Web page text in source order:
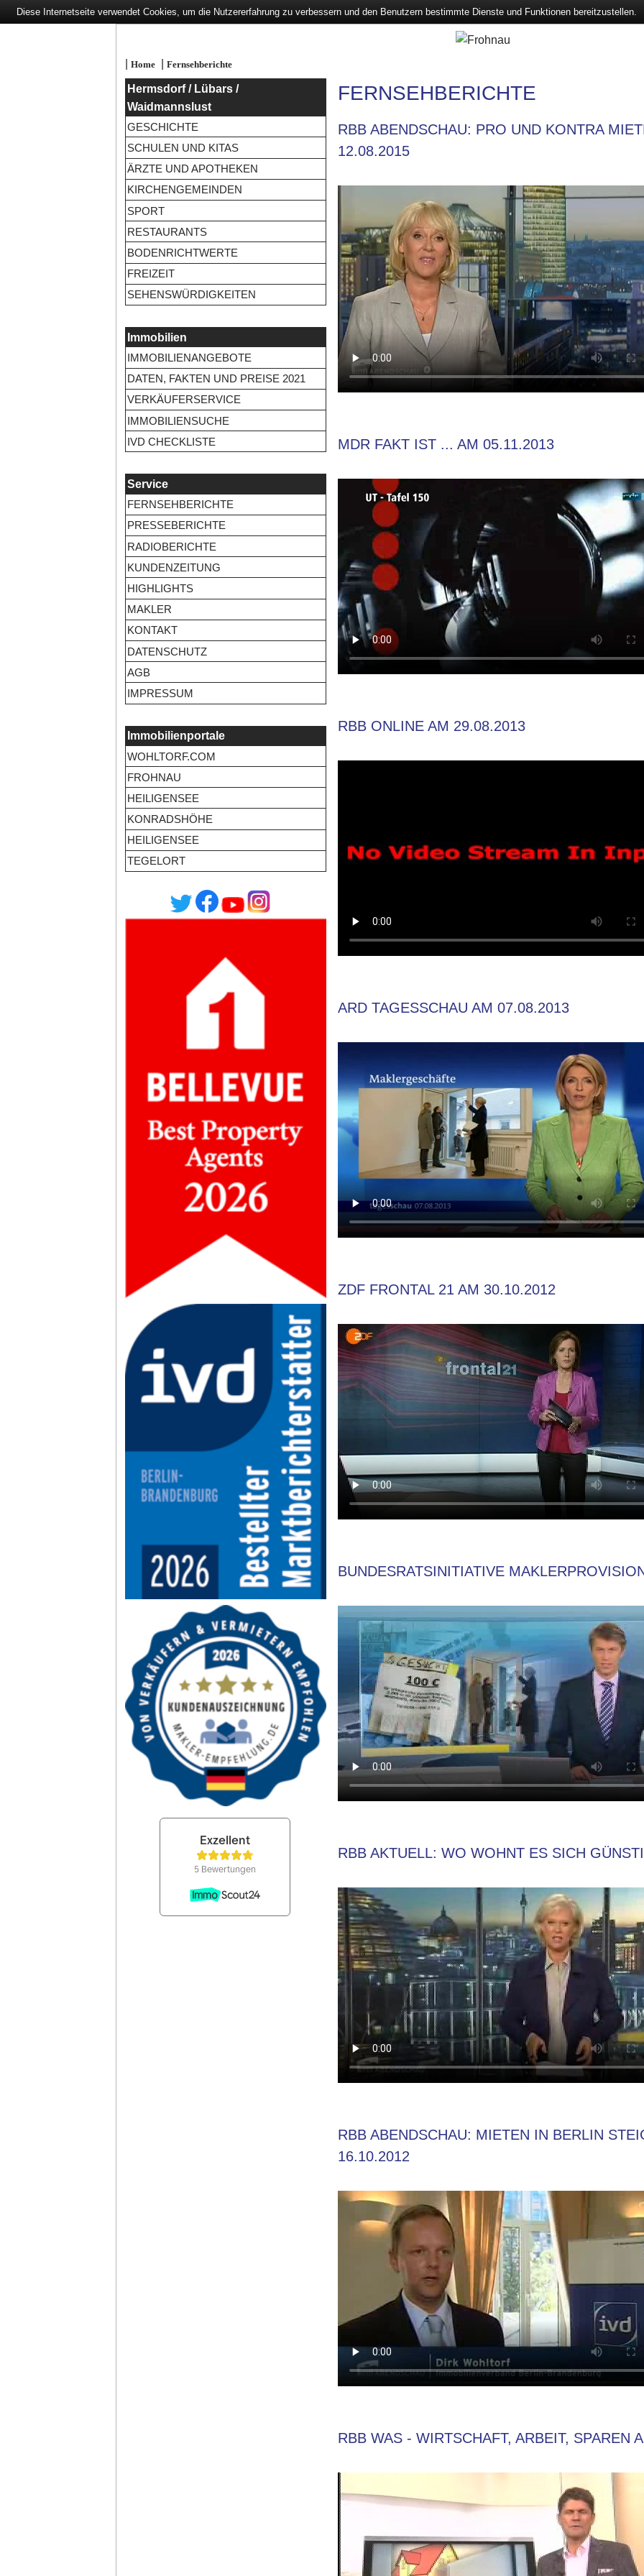
| Home| Fernsehberichte
Hermsdorf / Lübars /
Waidmannslust
GESCHICHTE
SCHULEN UND KITAS
ÄRZTE UND APOTHEKEN
KIRCHENGEMEINDEN
SPORT
RESTAURANTS
BODENRICHTWERTE
FREIZEIT
SEHENSWÜRDIGKEITEN
Immobilien
IMMOBILIENANGEBOTE
DATEN, FAKTEN UND PREISE 2021
VERKÄUFERSERVICE
IMMOBILIENSUCHE
IVD CHECKLISTE
Service
FERNSEHBERICHTE
PRESSEBERICHTE
RADIOBERICHTE
KUNDENZEITUNG
HIGHLIGHTS
MAKLER
KONTAKT
DATENSCHUTZ
AGB
IMPRESSUM
Immobilienportale
WOHLTORF.COM
FROHNAU
HEILIGENSEE
KONRADSHÖHE
HEILIGENSEE
TEGELORT
FERNSEHBERICHTE
RBB ABENDSCHAU: PRO UND KONTRA
12.08.2015
MDR FAKT IST ... AM 05.11.2013
RBB ONLINE AM 29.08.2013
ARD TAGESSCHAU AM 07.08.2013
ZDF FRONTAL 21 AM 30.10.2012
BUNDESRATSINITIATIVE
RBB AKTUELL: WO WOHNT ES SICH
RBB ABENDSCHAU: MIETEN IN BERLIN
16.10.2012
RBB WAS - WIRTSCHAFT, ARBEIT, SPAREN
Diese Internetseite verwendet Cookies, um die Nutzererfahrung zu verbessern und den Benutzern bestimmte Dienste und Funktionen bereitzustellen.